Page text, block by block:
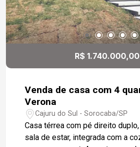
R$
Venda de casa com 4
Verona
Cajuru do Sul - Sorocaba/SP
Casa térrea com pé direito
sala de estar, integrada com a